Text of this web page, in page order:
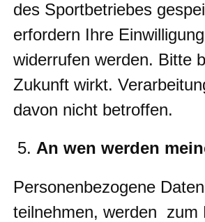
des Sportbetriebes
erfordern Ihre
widerrufen werden. Bitte
Zukunft wirkt.
davon nicht betroffen.
An wen werden
Personenbezogene
teilnehmen, werden zum